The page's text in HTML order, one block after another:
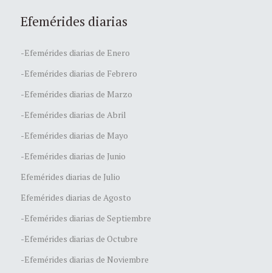
Efemérides diarias
-Efemérides diarias de Enero
-Efemérides diarias de Febrero
-Efemérides diarias de Marzo
-Efemérides diarias de Abril
-Efemérides diarias de Mayo
-Efemérides diarias de Junio
Efemérides diarias de Julio
Efemérides diarias de Agosto
-Efemérides diarias de Septiembre
-Efemérides diarias de Octubre
-Efemérides diarias de Noviembre